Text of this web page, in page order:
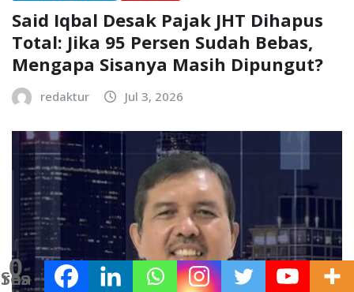
0
Shares
Said Iqbal Desak Pajak JHT Dihapus
Total: Jika 95 Persen Sudah Bebas,
Mengapa Sisanya Masih Dipungut?
redaktur Jul 3, 2026